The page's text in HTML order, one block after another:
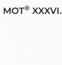
MOT® XXXVI.